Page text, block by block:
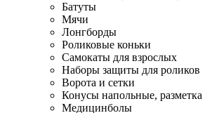
Батуты
Мячи
Лонгборды
Роликовые коньки
Самокаты для взрослых
Наборы защиты для роликов
Ворота и сетки
Конусы напольные, разметка
Медицинболы